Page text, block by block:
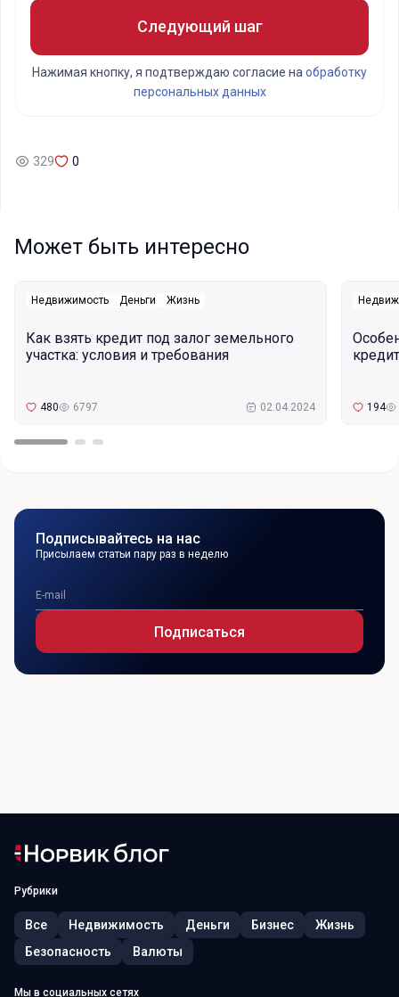
Следующий шаг
Нажимая кнопку, я подтверждаю согласие на обработку
персональных данных
329 0
Может быть интересно
Недвижимость Деньги Жизнь
Как взять кредит под залог земельного
участка: условия и требования
480 6797 02.04.2024 194
Подписывайтесь на нас
Присылаем статьи пару раз в неделю
Подписаться
Рубрики
Все Недвижимость Деньги Бизнес
Жизнь
Безопасность
Валюты
Мы в социальных сетях